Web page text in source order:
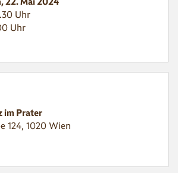
Uhr
Uhr
im Prater
124, 1020 Wien